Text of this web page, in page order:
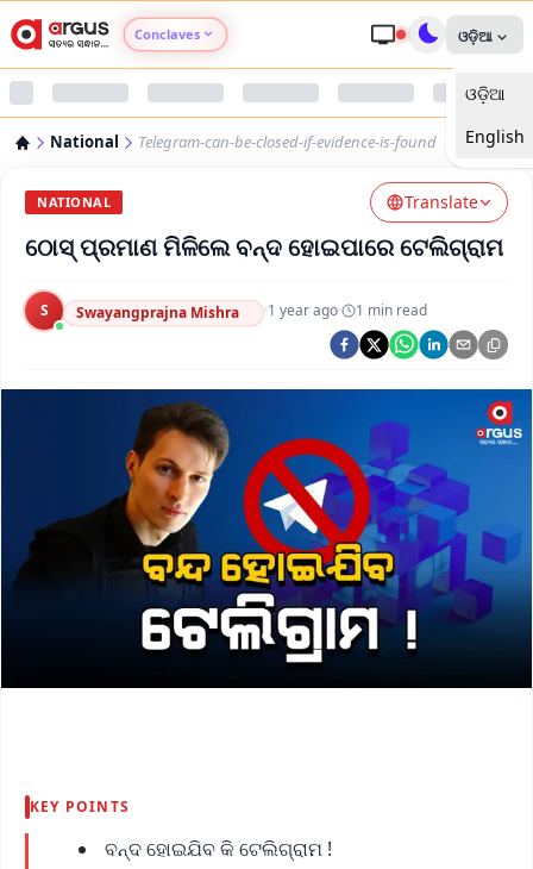
Conclaves
Argus Nari Shakti
Argus Swaad Odisha
Argus Chalo Dekhein Apna Desh
ଓଡ଼ିଆ
ଓଡ଼ିଆ
English
National Telegram-can-be-closed-if-evidence-is-found
NATIONAL Translate
ଠୋସ୍ ପ୍ରମାଣ ମିଳିଲେ ବନ୍ଦ ହୋଇପାରେ ଟେଲିଗ୍ରାମ
S Swayangprajna Mishra ·1 year ago· 1 min read
KEY POINTS
ବନ୍ଦ ହୋଇଯିବ କି ଟେଲିଗ୍ରାମ !